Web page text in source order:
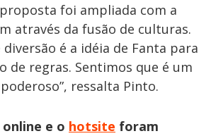
foi ampliada com a
através da fusão de culturas.
diversão é a idéia de Fanta para
de regras. Sentimos que é um
ressalta Pinto.
e o hotsite foram